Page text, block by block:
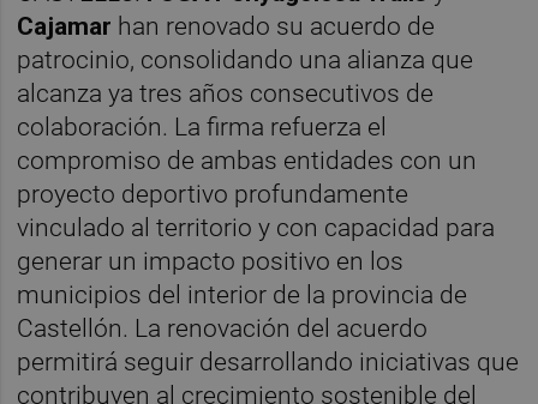
Cajamar han renovado su acuerdo de
patrocinio, consolidando una alianza que
alcanza ya tres años consecutivos de
colaboración. La firma refuerza el
compromiso de ambas entidades con un
proyecto deportivo profundamente
vinculado al territorio y con capacidad para
generar un impacto positivo en los
municipios del interior de la provincia de
Castellón. La renovación del acuerdo
permitirá seguir desarrollando iniciativas que
contribuyen al crecimiento sostenible del